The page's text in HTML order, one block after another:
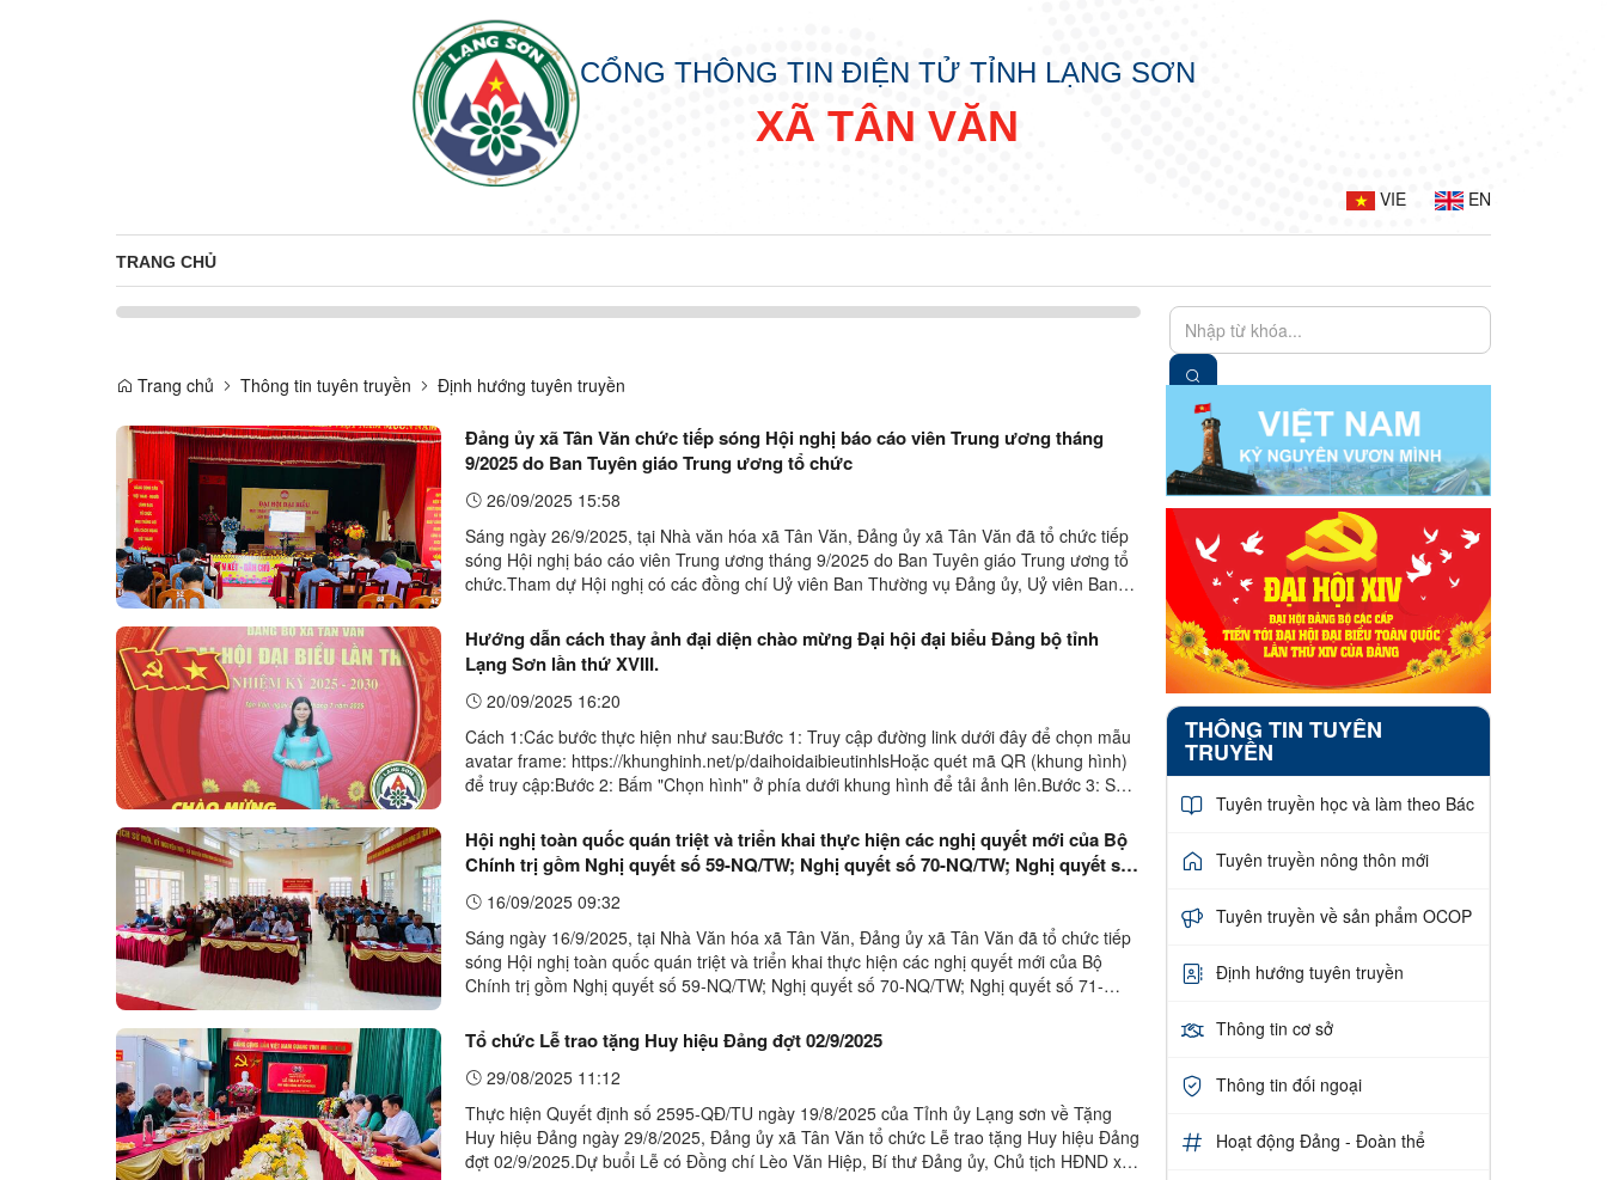
CỔNG THÔNG TIN ĐIỆN TỬ TỈNH LẠNG SƠN
XÃ TÂN VĂN
VIE EN
TRANG CHỦ
Trang chủ Thông tin tuyên truyền Định hướng tuyên truyền
Đảng ủy xã Tân Văn chức tiếp sóng Hội nghị báo cáo viên Trung ương tháng
9/2025 do Ban Tuyên giáo Trung ương tổ chức
26/09/2025 15:58
Sáng ngày 26/9/2025, tại Nhà văn hóa xã Tân Văn, Đảng ủy xã Tân Văn đã tổ chức tiếp
sóng Hội nghị báo cáo viên Trung ương tháng 9/2025 do Ban Tuyên giáo Trung ương tổ
chức.Tham dự Hội nghị có các đồng chí Uỷ viên Ban Thường vụ Đảng ủy, Uỷ viên Ban
Hướng dẫn cách thay ảnh đại diện chào mừng Đại hội đại biểu Đảng bộ tỉnh
Lạng Sơn lần thứ XVIII.
20/09/2025 16:20
Cách 1:Các bước thực hiện như sau:Bước 1: Truy cập đường link dưới đây để chọn mẫu
avatar frame: https://khunghinh.net/p/daihoidaibieutinhlsHoặc quét mã QR (khung hình)
để truy cập:Bước 2: Bấm "Chọn hình" ở phía dưới khung hình để tải ảnh lên.Bước 3: Sau
Hội nghị toàn quốc quán triệt và triển khai thực hiện các nghị quyết mới của Bộ
Chính trị gồm Nghị quyết số 59-NQ/TW; Nghị quyết số 70-NQ/TW; Nghị quyết số
71-NQ/TW và Nghị quyết số 72-NQ/TW.
16/09/2025 09:32
Sáng ngày 16/9/2025, tại Nhà Văn hóa xã Tân Văn, Đảng ủy xã Tân Văn đã tổ chức tiếp
sóng Hội nghị toàn quốc quán triệt và triển khai thực hiện các nghị quyết mới của Bộ
Chính trị gồm Nghị quyết số 59-NQ/TW; Nghị quyết số 70-NQ/TW; Nghị quyết số 71-
Tổ chức Lễ trao tặng Huy hiệu Đảng đợt 02/9/2025
29/08/2025 11:12
Thực hiện Quyết định số 2595-QĐ/TU ngày 19/8/2025 của Tỉnh ủy Lạng sơn về Tặng
Huy hiệu Đảng ngày 29/8/2025, Đảng ủy xã Tân Văn tổ chức Lễ trao tặng Huy hiệu Đảng
đợt 02/9/2025.Dự buổi Lễ có Đồng chí Lèo Văn Hiệp, Bí thư Đảng ủy, Chủ tịch HĐND xã;
THÔNG TIN TUYÊN
TRUYỀN
Tuyên truyền học và làm theo Bác
Tuyên truyền nông thôn mới
Tuyên truyền về sản phẩm OCOP
Định hướng tuyên truyền
Thông tin cơ sở
Thông tin đối ngoại
Hoạt động Đảng - Đoàn thể